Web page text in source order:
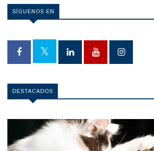
SÍGUENOS EN
DESTACADOS